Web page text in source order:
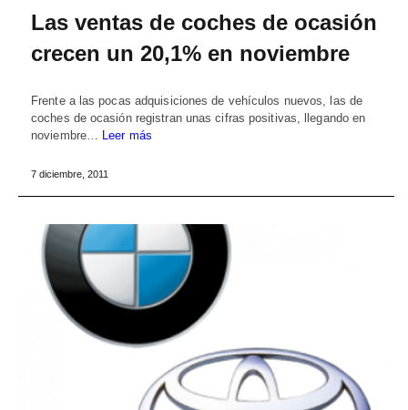
Las ventas de coches de ocasión
crecen un 20,1% en noviembre
Frente a las pocas adquisiciones de vehículos nuevos, las de
coches de ocasión registran unas cifras positivas, llegando en
noviembre… Leer más
7 diciembre, 2011